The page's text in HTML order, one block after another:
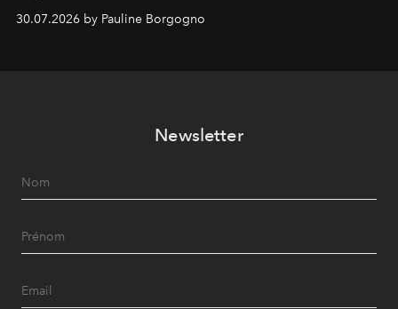
Chemistry Eau de Parfum.
30.07.2026 by Pauline Borgogno
Newsletter